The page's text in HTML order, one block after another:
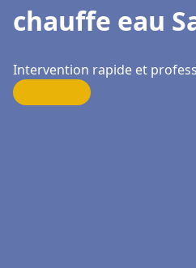
chauffe eau
Intervention rapide et